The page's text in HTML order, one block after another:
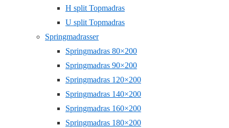
H split Topmadras
U split Topmadras
Springmadrasser
Springmadras 80×200
Springmadras 90×200
Springmadras 120×200
Springmadras 140×200
Springmadras 160×200
Springmadras 180×200